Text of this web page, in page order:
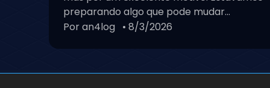
preparando algo que pode mudar...
Por an4log • 8/3/2026